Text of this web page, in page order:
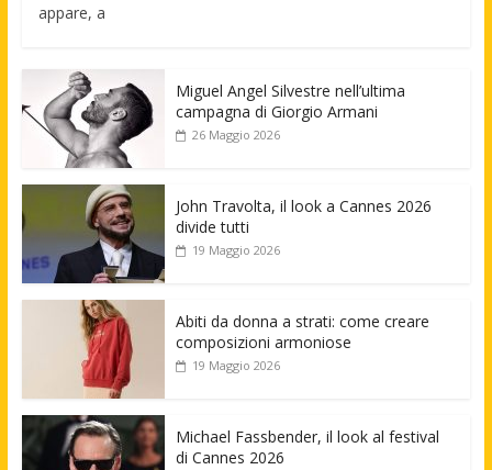
appare, a
Miguel Angel Silvestre nell’ultima
campagna di Giorgio Armani
26 Maggio 2026
John Travolta, il look a Cannes 2026
divide tutti
19 Maggio 2026
Abiti da donna a strati: come creare
composizioni armoniose
19 Maggio 2026
Michael Fassbender, il look al festival
di Cannes 2026